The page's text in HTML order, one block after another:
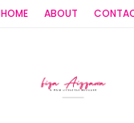
HOME ABOUT